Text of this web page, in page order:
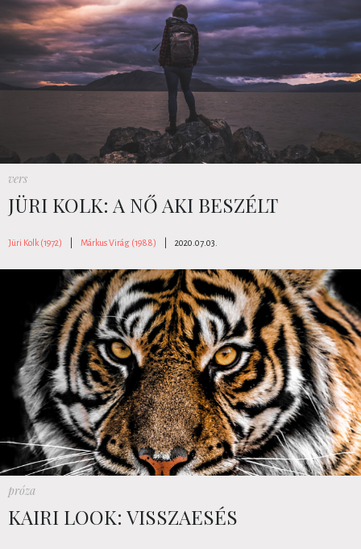
vers
JÜRI KOLK: A NŐ AKI BESZÉLT
Jüri Kolk (1972) Márkus Virág (1988) 2020.07.03.
próza
KAIRI LOOK: VISSZAESÉS